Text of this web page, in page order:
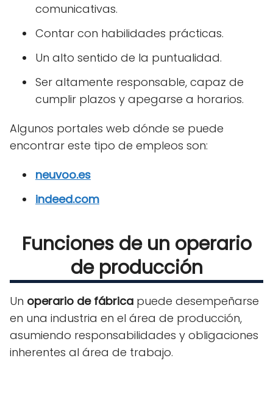
comunicativas.
Contar con habilidades prácticas.
Un alto sentido de la puntualidad.
Ser altamente responsable, capaz de
cumplir plazos y apegarse a horarios.
Algunos portales web dónde se puede
encontrar este tipo de empleos son:
neuvoo.es
indeed.com
Funciones de un operario
de producción
Un operario de fábrica puede desempeñarse
en una industria en el área de producción,
asumiendo responsabilidades y obligaciones
inherentes al área de trabajo.